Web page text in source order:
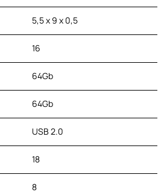
5,5 х 9 х 0,5
16
64Gb
64Gb
USB 2.0
18
8